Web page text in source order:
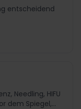
entscheidend
Needling, HIFU
dem Spiegel,